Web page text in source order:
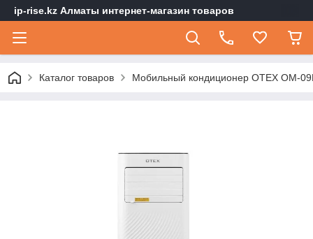
ip-rise.kz Алматы интернет-магазин товаров
Каталог товаров Мобильный кондиционер OTEX OM-